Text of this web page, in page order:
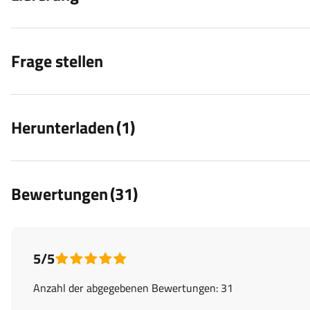
Frage stellen
Herunterladen(1)
Bewertungen(31)
5/5
Anzahl der abgegebenen Bewertungen: 31